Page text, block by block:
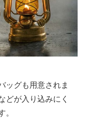
ッグも用意されま
どが入り込みにく
。